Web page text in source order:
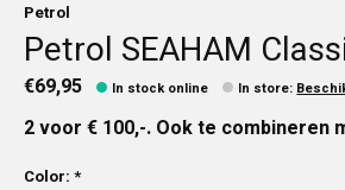
Petrol
Petrol SEAHAM
€69,95 In stock online In store:
2 voor € 100,-. Ook te combineren
Color: *